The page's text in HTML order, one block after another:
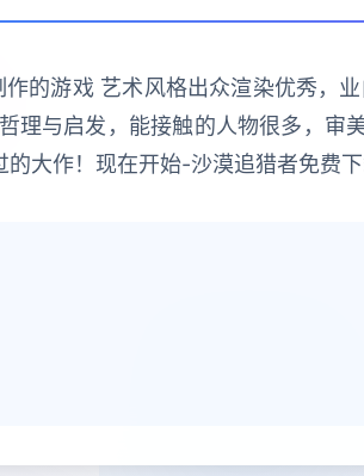
的游戏 艺术风格出众渲染优秀，
理与启发，能接触的人物很多，审
大作！现在开始-沙漠追猎者免费